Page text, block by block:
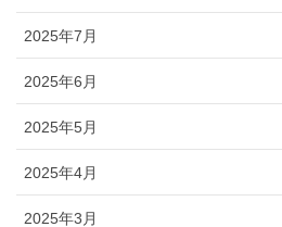
2025年7月
2025年6月
2025年5月
2025年4月
2025年3月